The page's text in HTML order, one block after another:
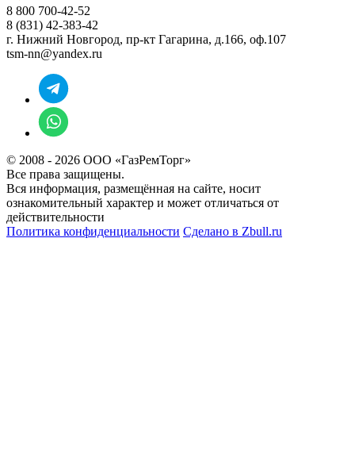
8 800 700-42-52
8 (831) 42-383-42
г. Нижний Новгород, пр-кт Гагарина, д.166, оф.107
tsm-nn@yandex.ru
© 2008 - 2026 ООО «ГазРемТорг»
Все права защищены.
Вся информация, размещённая на сайте, носит
ознакомительный характер и может отличаться от
действительности
Политика конфиденциальности Сделано в Zbull.ru